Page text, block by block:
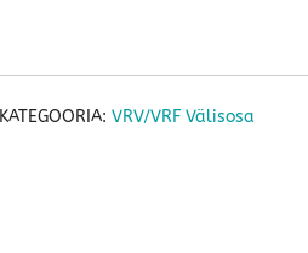
KATEGOORIA: VRV/VRF Välisosa